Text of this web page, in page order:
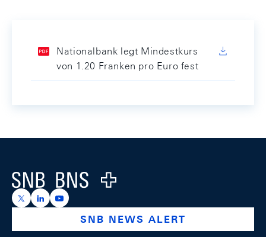
Nationalbank legt Mindestkurs
von 1.20 Franken pro Euro fest
Logo
https://x.com/snb_bns
https://ch.linkedin.com/company/swiss-national-
https://www.youtube.com/@swissnationalbank
SNB NEWS ALERT